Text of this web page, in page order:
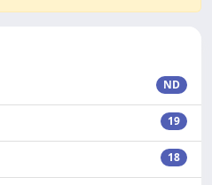
ND
19
18